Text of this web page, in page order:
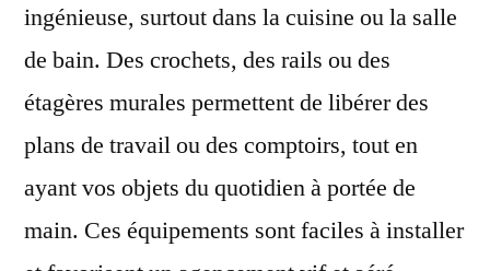
ingénieuse, surtout dans la cuisine ou la salle
de bain. Des crochets, des rails ou des
étagères murales permettent de libérer des
plans de travail ou des comptoirs, tout en
ayant vos objets du quotidien à portée de
main. Ces équipements sont faciles à installer